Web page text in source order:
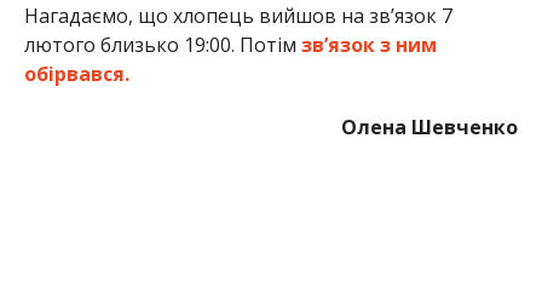
Нагадаємо, що хлопець вийшов на зв’язок 7
лютого близько 19:00. Потім зв’язок з ним
обірвався.
Олена Шевченко